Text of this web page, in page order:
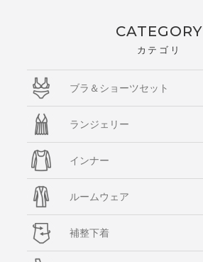
CATEGORY
カテゴリ
ブラ＆ショーツセット
ランジェリー
インナー
ルームウェア
補整下着